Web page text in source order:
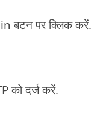
बटन पर क्लिक करें.
को दर्ज करें.